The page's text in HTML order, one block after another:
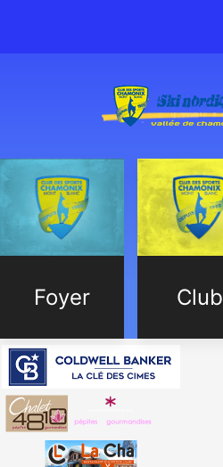
Foyer Club